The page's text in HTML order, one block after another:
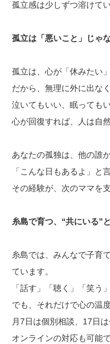
孤立感は少しずつ溶けてい
孤立は「悪いこと」じゃ
孤立は、心が「休みたい
だから、無理に外に出な
泣いてもいい、眠ってもい
心が回復すれば、人は自
あなたの孤独は、他の誰
「こんな日もあるよ」と
その経験が、次のママを
糸島で育つ、“共にいる”
糸島では、みんなで子育
ています。
「話す」「聴く」「笑う
でも、それだけで心の温
月7日は個別相談、17日は
オンラインの対応も可能で